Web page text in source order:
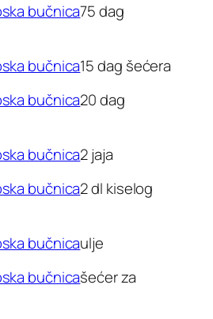
75 dag
15 dag šećera
20 dag
2 jaja
2 dl kiselog
ulje
šećer za